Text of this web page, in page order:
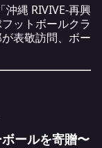
「沖縄 RIVIVE-再興
ットボールクラ
表敬訪問、ボー
ールを寄贈〜